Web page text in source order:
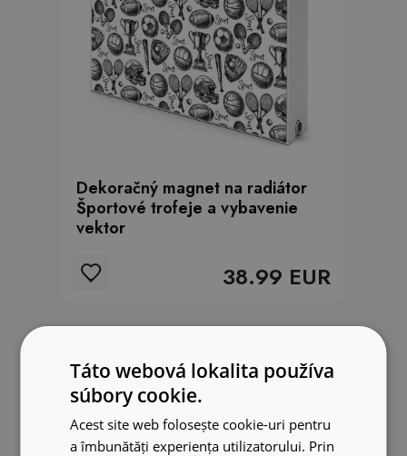
Dekoračný magnet na radiátor
Športové trofeje a vybavenie
vektor
38.99 EUR
Dekoračné magnetické
kryty na radiátor
Táto webová lokalita používa
súbory cookie.
Acest site web folosește cookie-uri pentru
a îmbunătăți experiența utilizatorului. Prin